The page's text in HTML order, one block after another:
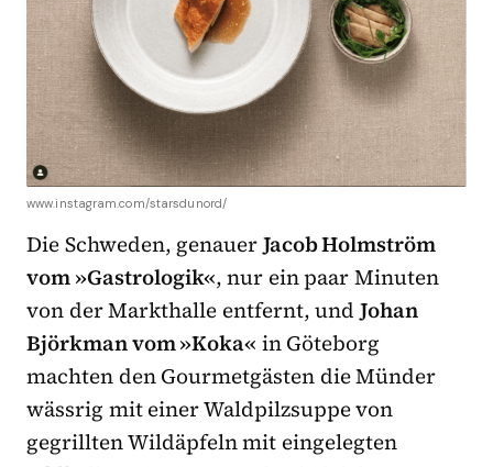
www.instagram.com/starsdunord/
Die Schweden, genauerJacob Holmström
vom »Gastrologik«, nur ein paar Minuten
von der Markthalle entfernt, undJohan
Björkman vom »Koka« in Göteborg
machten den Gourmetgästen die Münder
wässrig mit einer Waldpilzsuppe von
gegrillten Wildäpfeln mit eingelegten